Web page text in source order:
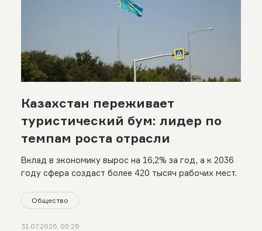
Казахстан переживает
туристический бум: лидер по
темпам роста отрасли
Вклад в экономику вырос на 16,2% за год, а к 2036
году сфера создаст более 420 тысяч рабочих мест.
Общество
31.07.2026, 05:26